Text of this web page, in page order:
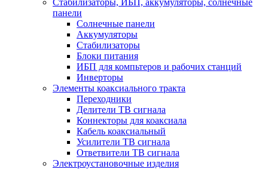
Стабилизаторы, ИБП, аккумуляторы, солнечные
панели
Солнечные панели
Аккумуляторы
Стабилизаторы
Блоки питания
ИБП для компьтеров и рабочих станций
Инверторы
Элементы коаксиального тракта
Переходники
Делители ТВ сигнала
Коннекторы для коаксиала
Кабель коаксиальный
Усилители ТВ сигнала
Ответвители ТВ сигнала
Электроустановочные изделия